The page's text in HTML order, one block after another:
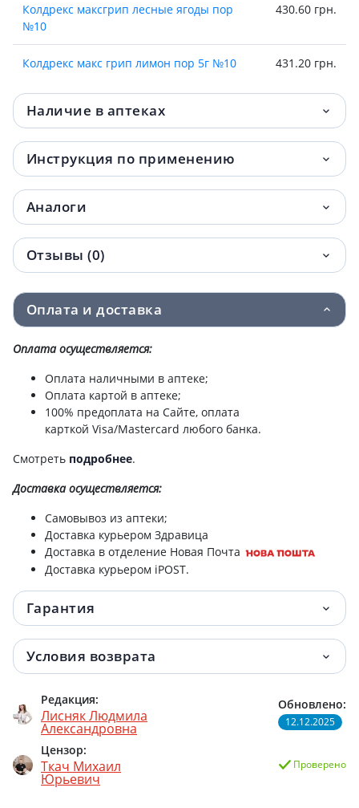
Колдрекс максгрип лесные ягоды пор
№10
430.60 грн.
Колдрекс макс грип лимон пор 5г №10 431.20 грн.
Наличие в аптеках
Инструкция по применению
Аналоги
Отзывы (0)
Оплата и доставка
Оплата осуществляется:
Оплата наличными в аптеке;
Оплата картой в аптеке;
100% предоплата на Сайте, оплата
карткой Visa/Mastercard любого банка.
Смотреть подробнее.
Доставкаосуществляется:
Самовывоз из аптеки;
Доставка курьером Здравица
Доставка в отделение Новая Почта
Доставка курьером iPOST.
Гарантия
Условия возврата
Редакция:
Лисняк Людмила
Александровна
Цензор:
Ткач Михаил
Юрьевич
Обновлено:
12.12.2025
Проверено